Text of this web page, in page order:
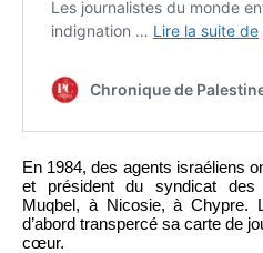
En 1984, des agents israéliens
et président du syndicat des
Muqbel, à Nicosie, à Chypre.
d’abord transpercé sa carte de
cœur.